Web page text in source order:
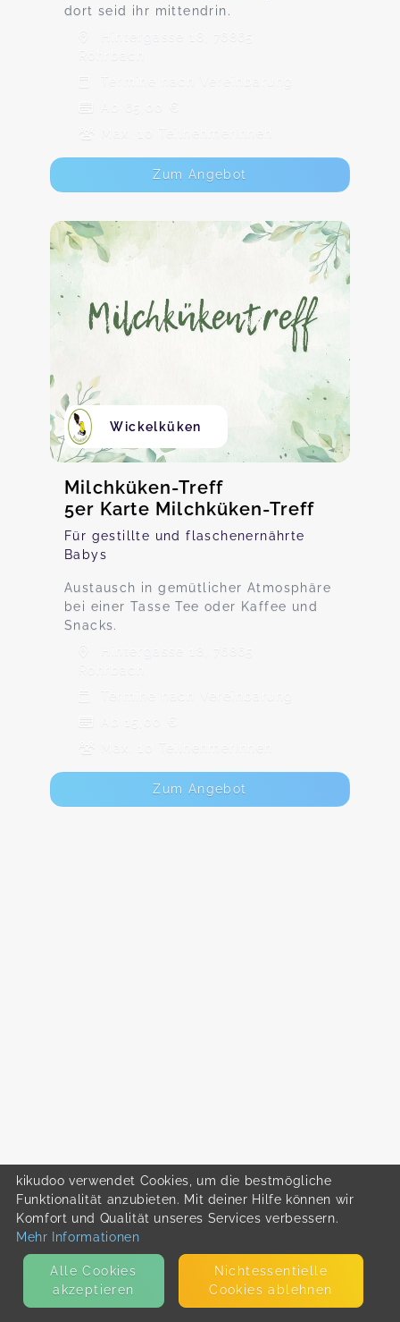
dort seid ihr mittendrin.
Hintergasse 18, 76865
Rohrbach
Termine nach Vereinbarung
Ab 65,00 €
Max. 10 TeilnehmerInnen
Zum Angebot
Wickelküken
Milchküken-Treff
5er Karte Milchküken-Treff
Für gestillte und flaschenernährte
Babys
Austausch in gemütlicher Atmosphäre
bei einer Tasse Tee oder Kaffee und
Snacks.
Hintergasse 18, 76865
Rohrbach
Termine nach Vereinbarung
Ab 15,00 €
Max. 10 TeilnehmerInnen
Zum Angebot
kikudoo verwendet Cookies, um die bestmögliche
Funktionalität anzubieten. Mit deiner Hilfe können wir
Komfort und Qualität unseres Services verbessern.
Mehr Informationen
Alle Cookies
akzeptieren
Nicht­essentielle
Cookies ablehnen